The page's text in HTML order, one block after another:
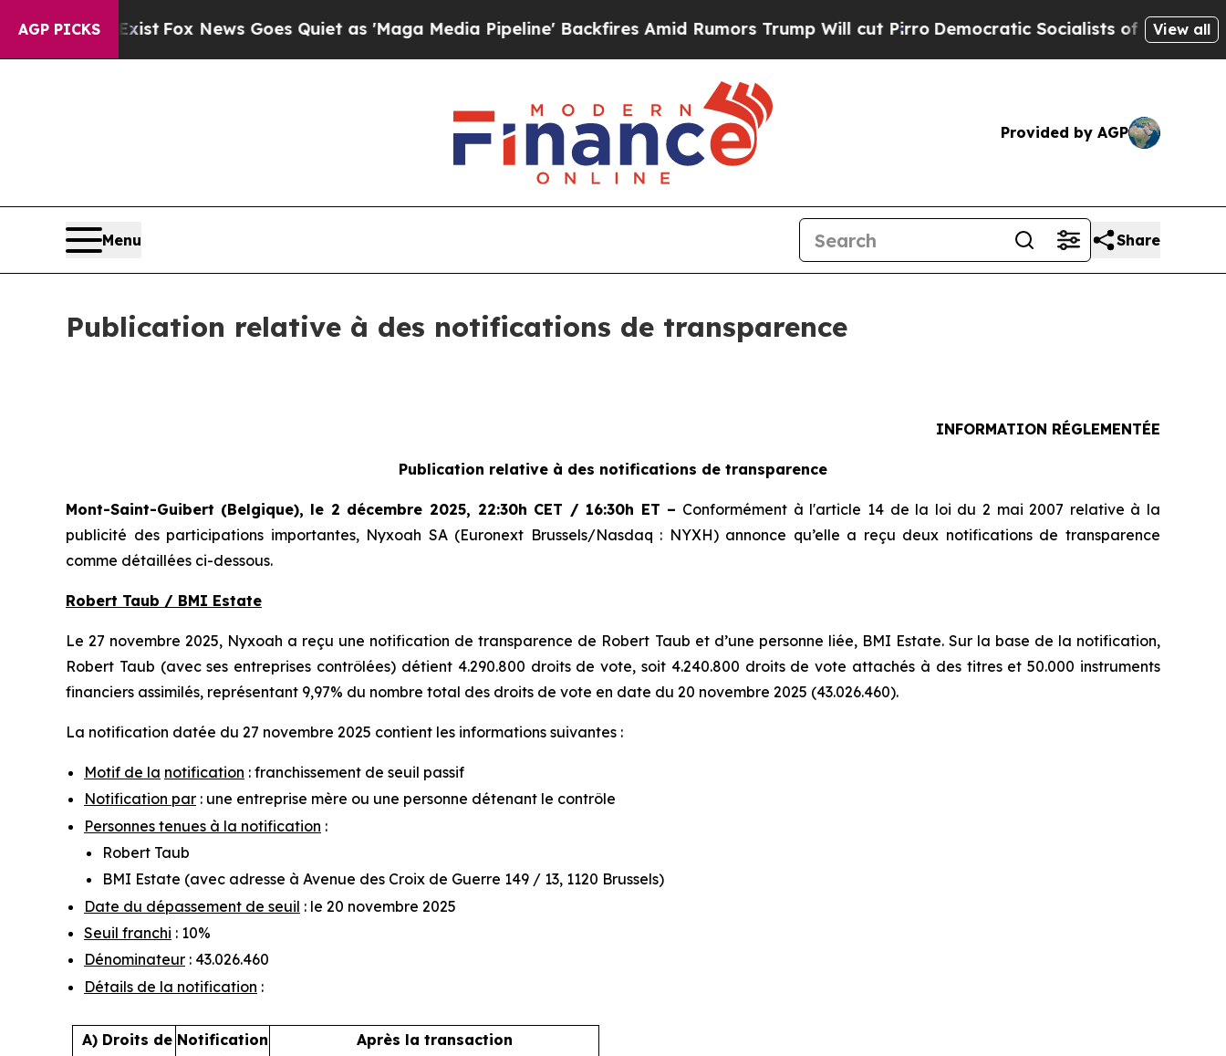
AGP PICKS
Fox News Goes Quiet as 'Maga Media Pipeline' Backfires Amid Rumors Trump Will cut Pirro Democratic Socialists of America ProposeView all
Provided by AGP
Menu Share
Publication relative à des notifications de transparence
INFORMATION RÉGLEMENTÉE
Publication relative à des notifications de transparence
Mont-Saint-Guibert (Belgique), le 2 décembre 2025, 22:30h CET / 16:30h ET – Conformément à l'article 14 de la loi du 2 mai 2007 relative à la
publicité des participations importantes, Nyxoah SA (Euronext Brussels/Nasdaq : NYXH) annonce qu’elle a reçu deux notifications de transparence
comme détaillées ci-dessous.
Robert Taub / BMI Estate
Le 27 novembre 2025, Nyxoah a reçu une notification de transparence de Robert Taub et d’une personne liée, BMI Estate. Sur la base de la notification,
Robert Taub (avec ses entreprises contrôlées) détient 4.290.800 droits de vote, soit 4.240.800 droits de vote attachés à des titres et 50.000 instruments
financiers assimilés, représentant 9,97% du nombre total des droits de vote en date du 20 novembre 2025 (43.026.460).
La notification datée du 27 novembre 2025 contient les informations suivantes :
Motif de la notification : franchissement de seuil passif
Notification par : une entreprise mère ou une personne détenant le contrôle
Personnes tenues à la notification :
Robert Taub
BMI Estate (avec adresse à Avenue des Croix de Guerre 149 / 13, 1120 Brussels)
Date du dépassement de seuil : le 20 novembre 2025
Seuil franchi : 10%
Dénominateur : 43.026.460
Détails de la notification :
A) Droits de Notification
Après la transaction